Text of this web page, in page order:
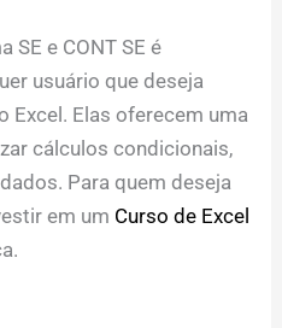
SE e CONT SE é
usuário que deseja
Excel. Elas oferecem uma
cálculos condicionais,
Para quem deseja
em um Curso de Excel